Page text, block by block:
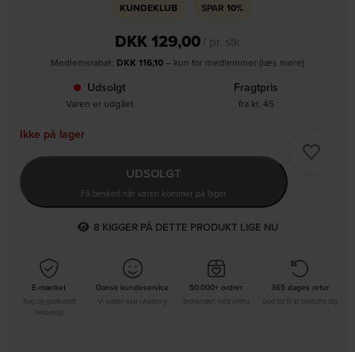
KUNDEKLUB SPAR 10%
DKK129,00/ pr. stk
Medlemsrabat: DKK 116,10– kun for medlemmer (læs mere)
Udsolgt
Varen er udgået
Fragtpris
fra kr. 45
Ikke på lager
UDSOLGT
Få besked når varen kommer på lager
2 KIGGER PÅ DETTE PRODUKT LIGE NU
E-mærket
Tryg og godkendt
Dansk kundeservice
Vi sidder klar i Aalborg
50.000+ ordrer
Behandlet med omhu
365 dages retur
God tid til at beslutte dig